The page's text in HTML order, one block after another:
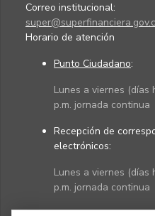
Correo institucional:
Horario de atención
Punto Ciudadano:
Lunes a viernes (días
p.m. jornada continua
Recepción de
electrónicos:
Lunes a viernes (días
p.m. jornada continua